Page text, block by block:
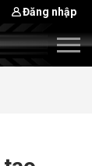
Đăng nhập